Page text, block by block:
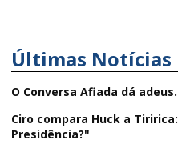
Últimas Notícias
O Conversa Afiada dá
Ciro compara Huck a
Presidência?"